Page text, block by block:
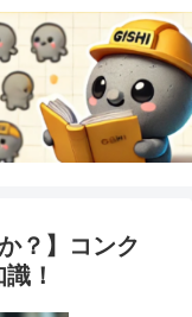
？】コンク
！